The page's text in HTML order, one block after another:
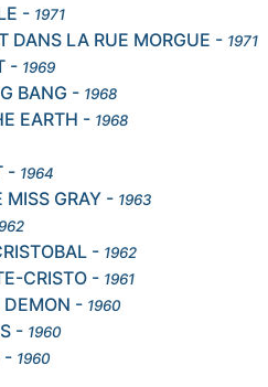
- 1971
DANS LA RUE MORGUE - 1971
- 1969
BANG - 1968
EARTH - 1968
- 1964
MISS GRAY - 1963
- 1962
CRISTO - 1961
DEMON - 1960
- 1960
- 1960